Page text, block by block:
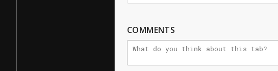
COMMENTS